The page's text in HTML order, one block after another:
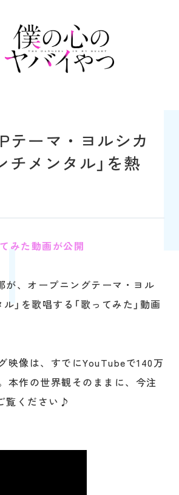
テーマ・ヨルシカ
チメンタル」を熱
みた動画が公開
、オープニングテーマ・ヨル
」を歌唱する「歌ってみた」動画
映像は、すでにYouTubeで140万
本作の世界観そのままに、今注
覧ください♪